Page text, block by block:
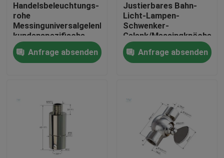
Produkte
Handelsbeleuchtungs-
rohe
Messinguniversalgelenk-
kundenspezifische
Farbe überzogen mit
Flügel-Nuss
Anfrage absenden
Justierbares Bahn-
Licht-Lampen-
Schwenker-
Gelenk/Messingknöchel
JointΦ19 * 39
Millimeter
Anfrage absenden